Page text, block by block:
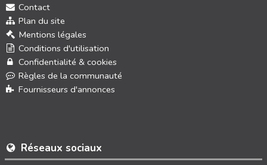
Réseaux sociaux
Contact
Plan du site
Mentions légales
Conditions d'utilisation
Confidentialité & cookies
Règles de la communauté
Fournisseurs d'annonces